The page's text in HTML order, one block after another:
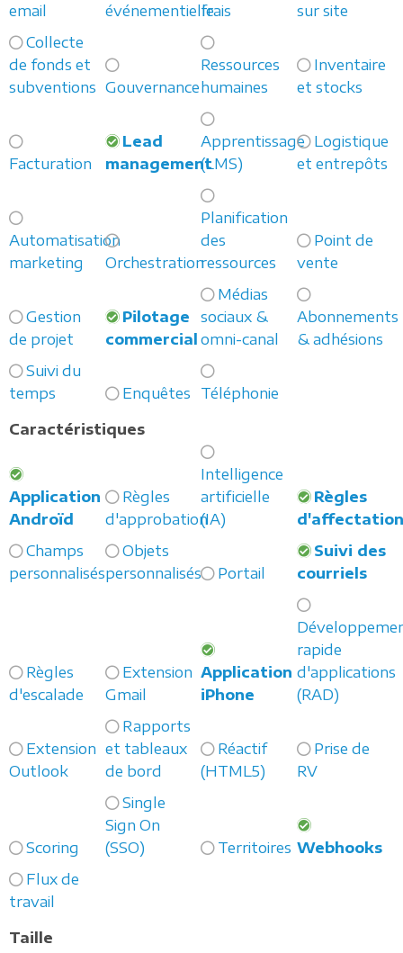
email
événementiellefrais
sur site
Collecte
de fonds et
subventions Gouvernance
Ressources
humaines
Inventaire
et stocks
Facturation
Lead
management
Apprentissage
(LMS)
Logistique
et entrepôts
Automatisation
marketing
Orchestration
Planification
des
ressources
Point de
vente
Gestion
de projet
Pilotage
commercial
Médias
sociaux &
omni-canal
Abonnements
& adhésions
Suivi du
temps
Enquêtes
Téléphonie
Caractéristiques
Application
Androïd
Règles
d'approbation
Intelligence
artificielle
(IA)
Règles
Champs
personnalisés
Objets
personnalisés
Portail
Suivi des
courriels
Règles
d'escalade
Extension
Gmail
Application
iPhone
rapide
d'applications
(RAD)
Extension
Outlook
Rapports
et tableaux
de bord
Réactif
(HTML5)
Prise de
RV
Scoring
Single
Sign On
(SSO)
Territoires Webhooks
Flux de
travail
Taille